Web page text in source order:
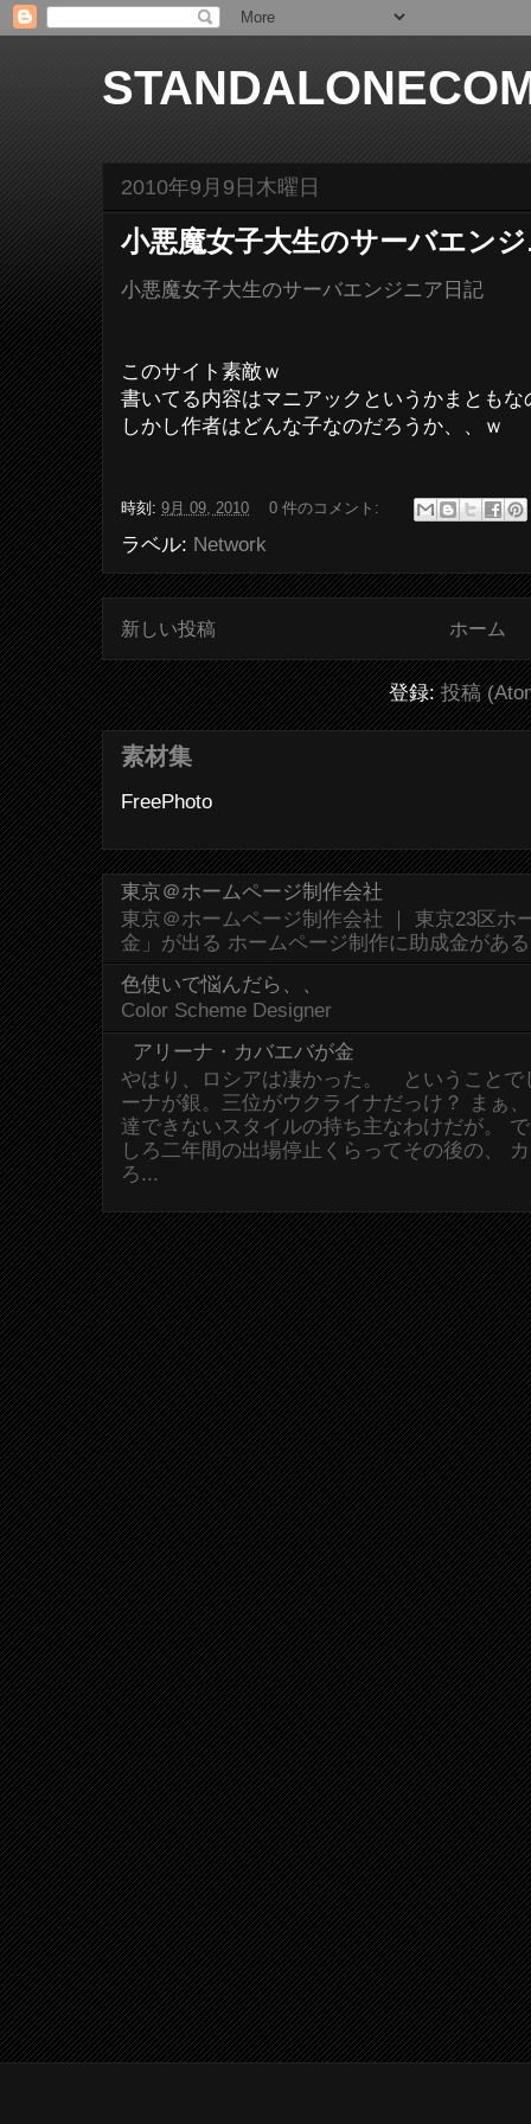
2010年9月9日木曜日
小悪魔女子大生のサーバエン
小悪魔女子大生のサーバエンジニア日記
このサイト素敵ｗ
書いてる内容はマニアックというかまとも
しかし作者はどんな子なのだろうか、、ｗ
時刻: 9月 09, 2010 0 件のコメント:
ラベル: Network
新しい投稿 ホーム
登録:投稿
素材集
FreePhoto
東京＠ホームページ制作会社
東京＠ホームページ制作会社 ｜ 東京23区ホ
金」が出る ホームページ制作に助成金があ
色使いで悩んだら、、
Color Scheme Designer
アリーナ・カバエバが金
やはり、ロシアは凄かった。 ということで
ーナが銀。三位がウクライナだっけ？ まぁ
達できないスタイルの持ち主なわけだが。
しろ二年間の出場停止くらってその後の、
ろ...